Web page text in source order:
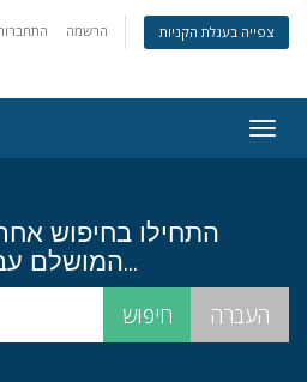
הרשמה צפייה בעגלת הקניות
התחילו בחיפוש
המושלם עבורכם...